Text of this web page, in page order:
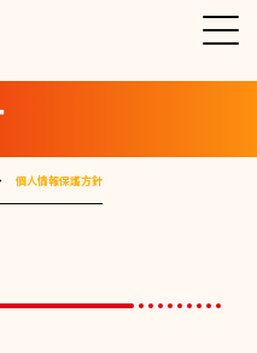
個人情報保護方針